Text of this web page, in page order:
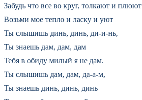
Забудь что все во кpуг, толкают и плюют
Возьми мое тепло и ласку и уют
Ты слышишь динь, динь, ди-и-нь,
Ты знаешь дам, дам, дам
Тебя в обиду милый я не дам.
Ты слышишь дам, дам, да-а-м,
Ты знаешь динь, динь, динь